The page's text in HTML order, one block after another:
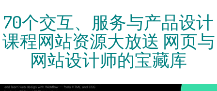
70个交互、服务与产品设计
课程网站资源大放送 网页与
网站设计师的宝藏库